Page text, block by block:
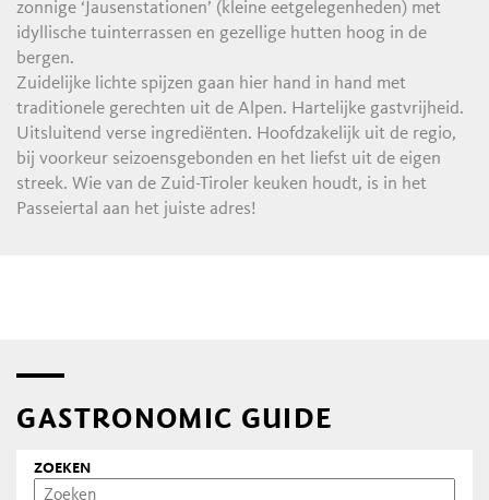
zonnige ‘Jausenstationen’ (kleine eetgelegenheden) met
idyllische tuinterrassen en gezellige hutten hoog in de
bergen.
Zuidelijke lichte spijzen gaan hier hand in hand met
traditionele gerechten uit de Alpen. Hartelijke gastvrijheid.
Uitsluitend verse ingrediënten. Hoofdzakelijk uit de regio,
bij voorkeur seizoensgebonden en het liefst uit de eigen
streek. Wie van de Zuid-Tiroler keuken houdt, is in het
Passeiertal aan het juiste adres!
GASTRONOMIC GUIDE
ZOEKEN